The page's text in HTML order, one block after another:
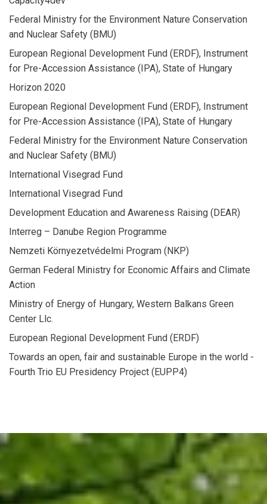
Federal Ministry for the Environment Nature Conservation
and Nuclear Safety (BMU)
European Regional Development Fund (ERDF), Instrument
for Pre-Accession Assistance (IPA), State of Hungary
Horizon 2020
European Regional Development Fund (ERDF), Instrument
for Pre-Accession Assistance (IPA), State of Hungary
Federal Ministry for the Environment Nature Conservation
and Nuclear Safety (BMU)
International Visegrad Fund
International Visegrad Fund
Development Education and Awareness Raising (DEAR)
Interreg – Danube Region Programme
Nemzeti Környezetvédelmi Program (NKP)
German Federal Ministry for Economic Affairs and Climate
Action
Ministry of Energy of Hungary, Western Balkans Green
Center Llc.
European Regional Development Fund (ERDF)
Towards an open, fair and sustainable Europe in the world -
Fourth Trio EU Presidency Project (EUPP4)